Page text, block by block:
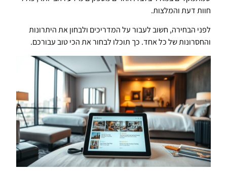
חוות דעת והמלצות.
לפני הבחירה, חשוב לעבור על המדריכים ולבחון את היתרונות
והחסרונות של כל אחד. כך תוכלו לבחור את הכי טוב עבורכם.